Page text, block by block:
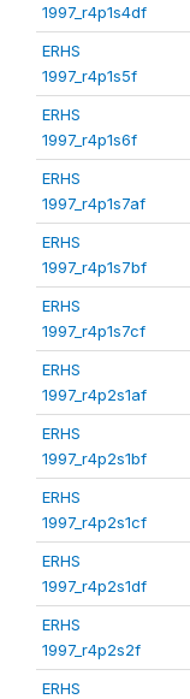
1997_r4p1s4df
ERHS
1997_r4p1s5f
ERHS
1997_r4p1s6f
ERHS
1997_r4p1s7af
ERHS
1997_r4p1s7bf
ERHS
1997_r4p1s7cf
ERHS
1997_r4p2s1af
ERHS
1997_r4p2s1bf
ERHS
1997_r4p2s1cf
ERHS
1997_r4p2s1df
ERHS
1997_r4p2s2f
ERHS